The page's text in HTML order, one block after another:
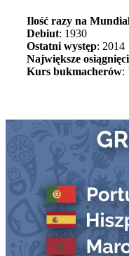
Ilość razy na
Debiut: 1930
Ostatni występ: 2014
Największe
Kurs bukmacherów: